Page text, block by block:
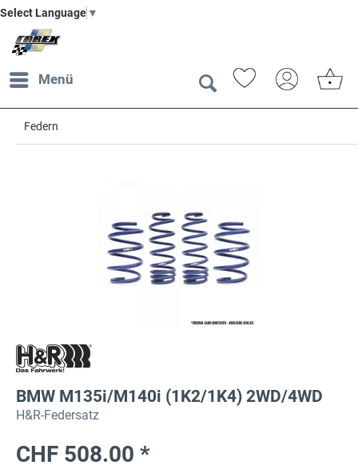
Select Language ▼
Menü
Federn
BMW M135i/M140i (1K2/1K4) 2WD/4WD
H&R-Federsatz
CHF 508.00 *